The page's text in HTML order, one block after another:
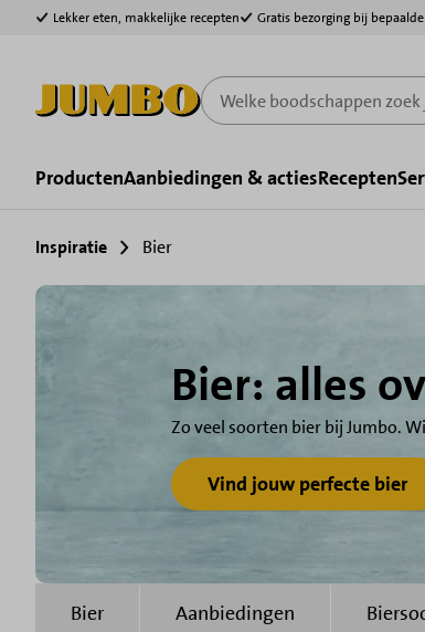
Lekker eten, makkelijke recepten Gratis bezorging bij
Home
ProductenAanbiedingen & actiesRecepten
Inspiratie Bier
Bier: alles
Zo veel soorten bier bij Jumbo.
Vind jouw perfecte bier
Bier Aanbiedingen